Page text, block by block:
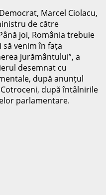
Marcel Ciolacu,
de către
joi, România trebuie
venim în fața
jurământului”, a
desemnat cu
după anunțul
după întâlnirile
parlamentare.